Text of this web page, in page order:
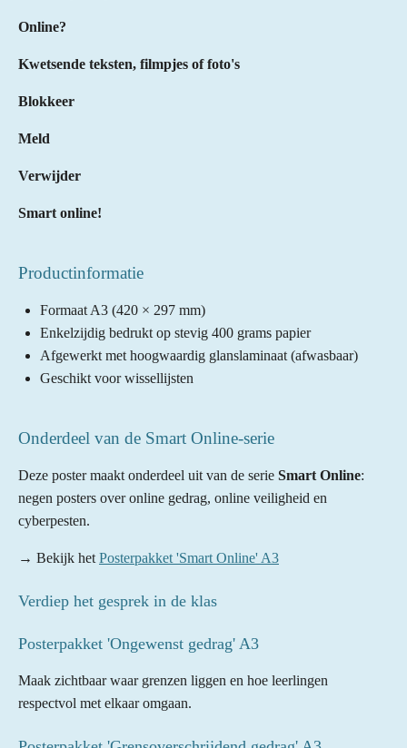
Online?
Kwetsende teksten, filmpjes of foto's
Blokkeer
Meld
Verwijder
Smart online!
Productinformatie
Formaat A3 (420 × 297 mm)
Enkelzijdig bedrukt op stevig 400 grams papier
Afgewerkt met hoogwaardig glanslaminaat (afwasbaar)
Geschikt voor wissellijsten
Onderdeel van de Smart Online-serie
Deze poster maakt onderdeel uit van de serie Smart Online:
negen posters over online gedrag, online veiligheid en
cyberpesten.
→ Bekijk het Posterpakket 'Smart Online' A3
Verdiep het gesprek in de klas
Posterpakket 'Ongewenst gedrag' A3
Maak zichtbaar waar grenzen liggen en hoe leerlingen
respectvol met elkaar omgaan.